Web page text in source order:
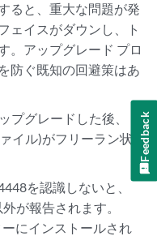
ると、重大な問題が発
ェイスがダウンし、ト
。アップグレード プロ
防ぐ既知の回避策はあ
プグレードした後、
イル)がフリーラン状
を認識しないと、
が報告されます。
ーにインストールされ
Feedback